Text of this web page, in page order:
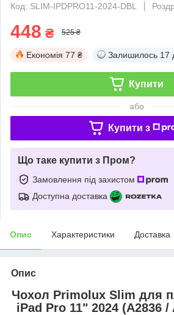
Код: SLIM-IPDPRO11-2024-DBL
448 ₴ 525 ₴
Економія 77 ₴ Залишилось 17
Купити
або
Купити з
Що таке купити з Пром?
Замовлення під захистом
Доступна доставка
Опис Характеристики Доставка
Опис
Чохол Primolux Slim для
iPad Pro 11" 2024 (A2836 /